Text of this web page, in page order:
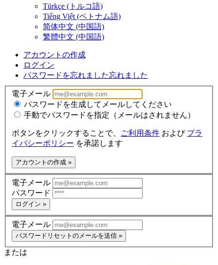
Türkçe (トルコ語)
Tiếng Việt (ベトナム語)
简体中文 (中国語)
繁體中文 (中国語)
アカウントの作成
ログイン
パスワードを忘れました忘れました
電子メール
パスワードを生成してメールしてください
手動でパスワードを指定（メールはされません）
ボタンをクリックすることで、 ご利用条件 および プラ
イバシーポリシー を承諾します
アカウントの作成 »
電子メール
パスワード
ログイン »
電子メール
パスワードリセットのメールを送信 »
または